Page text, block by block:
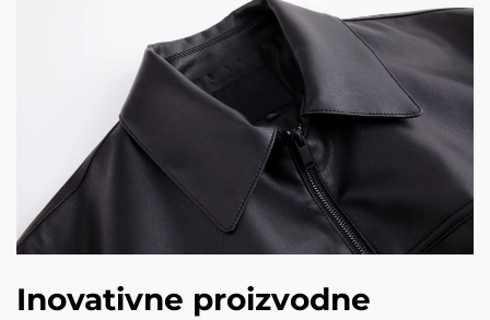
Inovativne proizvodne